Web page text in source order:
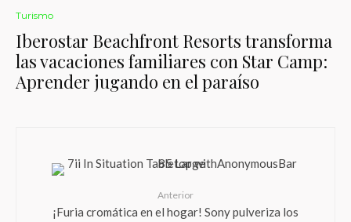
Turismo
Iberostar Beachfront Resorts transforma
las vacaciones familiares con Star Camp:
Aprender jugando en el paraíso
Anterior
¡Furia cromática en el hogar! Sony pulveriza los